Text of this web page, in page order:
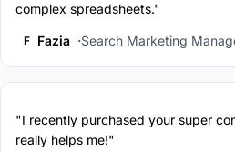
complex spreadsheets."
F Fazia Search Marketing
"I recently purchased your super
really helps me!"